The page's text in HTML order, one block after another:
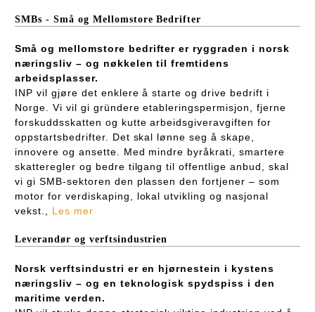
SMBs - Små og Mellomstore Bedrifter
Små og mellomstore bedrifter er ryggraden i norsk
næringsliv – og nøkkelen til fremtidens
arbeidsplasser.
INP vil gjøre det enklere å starte og drive bedrift i
Norge. Vi vil gi gründere etableringspermisjon, fjerne
forskuddsskatten og kutte arbeidsgiveravgiften for
oppstartsbedrifter. Det skal lønne seg å skape,
innovere og ansette. Med mindre byråkrati, smartere
skatteregler og bedre tilgang til offentlige anbud, skal
vi gi SMB-sektoren den plassen den fortjener – som
motor for verdiskaping, lokal utvikling og nasjonal
vekst., Les mer
Leverandør og verftsindustrien
Norsk verftsindustri er en hjørnestein i kystens
næringsliv – og en teknologisk spydspiss i den
maritime verden.